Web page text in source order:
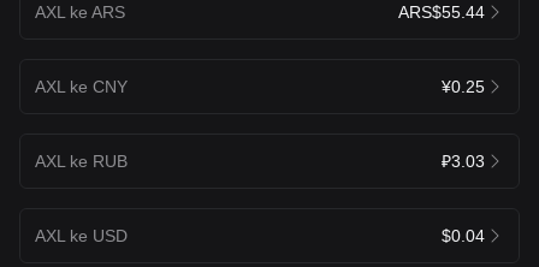
AXL ke ARS ARS$55.44
AXL ke CNY ¥0.25
AXL ke RUB ₽3.03
AXL ke USD $0.04